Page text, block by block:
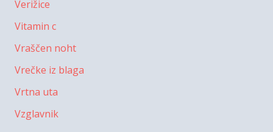
Verižice
Vitamin c
Vraščen noht
Vrečke iz blaga
Vrtna uta
Vzglavnik